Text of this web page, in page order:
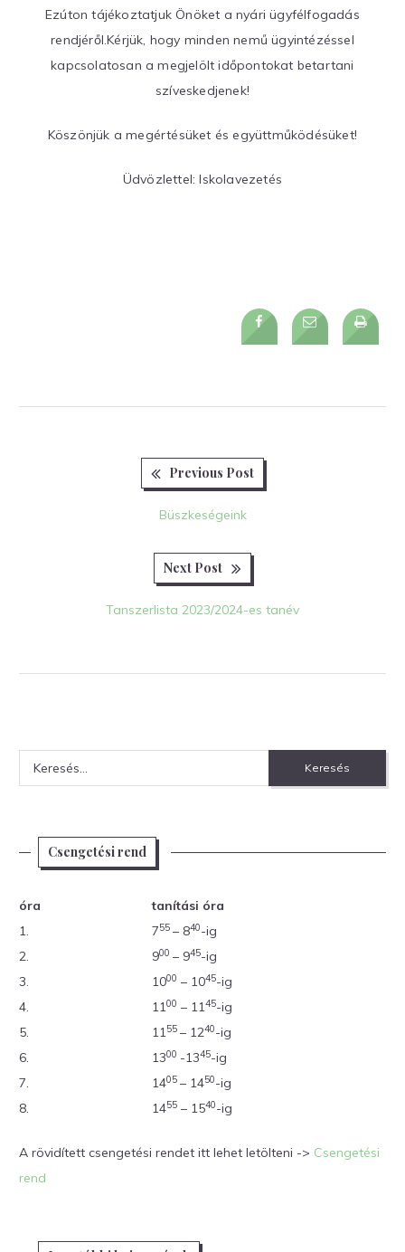
Ezúton tájékoztatjuk Önöket a nyári ügyfélfogadás
rendjéről.Kérjük, hogy minden nemű ügyintézéssel
kapcsolatosan a megjelölt időpontokat betartani
szíveskedjenek!
Köszönjük a megértésüket és együttműködésüket!
Üdvözlettel: Iskolavezetés
Previous Post
Büszkeségeink
Next Post
Tanszerlista 2023/2024-es tanév
Keresés:
Csengetési rend
óra
tanítási óra
1.
755 – 840-ig
2.
900 – 945-ig
3.
1000 – 1045-ig
4.
1100 – 1145-ig
5.
1155 – 1240-ig
6.
1300 -1345-ig
7.
1405 – 1450-ig
8.
1455 – 1540-ig
A rövidített csengetési rendet itt lehet letölteni -> Csengetési
rend